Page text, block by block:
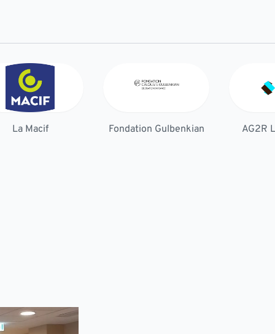
La Macif Fondation Gulbenkian AG2R